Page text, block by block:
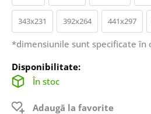
343x231 392x264 441x297
*dimensiunile sunt specificate în
Disponibilitate:
În stoc
Adaugă la favorite